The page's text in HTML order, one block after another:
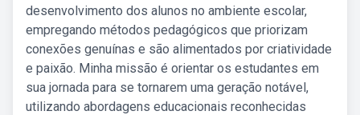
desenvolvimento dos alunos no ambiente escolar,
empregando métodos pedagógicos que priorizam
conexões genuínas e são alimentados por criatividade
e paixão. Minha missão é orientar os estudantes em
sua jornada para se tornarem uma geração notável,
utilizando abordagens educacionais reconhecidas